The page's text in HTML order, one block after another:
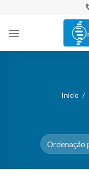
content
Início /